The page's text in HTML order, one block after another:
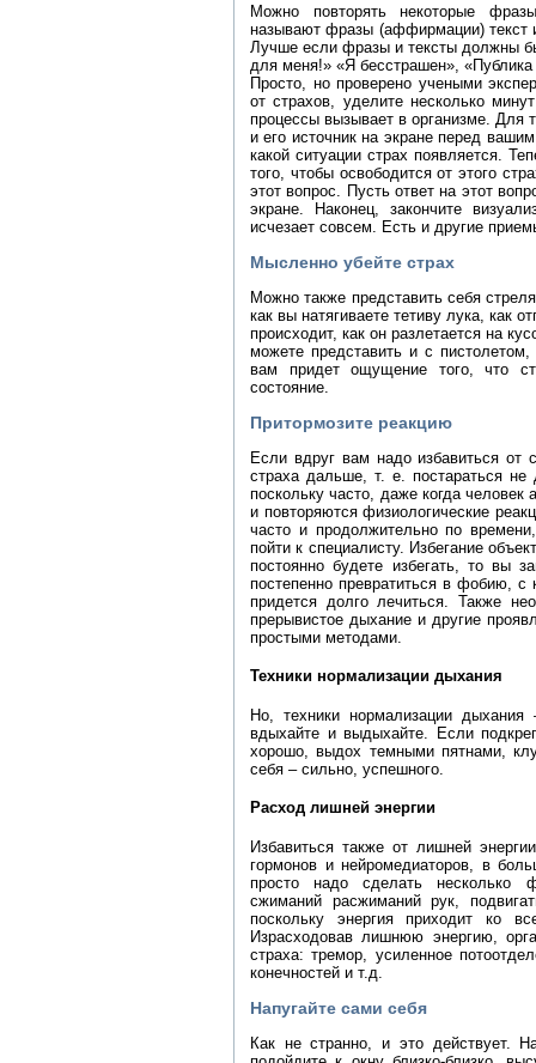
Можно повторять некоторые
называют фразы (аффирмации) текст
Лучше если фразы и тексты должны
для меня!» «Я бесстрашен», «Публика
Просто, но проверено учеными
от страхов, уделите несколько
процессы вызывает в организме. Для
и его источник на экране перед
какой ситуации страх появляется.
того, чтобы освободится от этого
этот вопрос. Пусть ответ на этот
экране. Наконец, закончите
исчезает совсем. Есть и другие
Мысленно убейте страх
Можно также представить себя
как вы натягиваете тетиву лука, как
происходит, как он разлетается на
можете представить и с
вам придет ощущение того, что
состояние.
Притормозите реакцию
Если вдруг вам надо избавиться от
страха дальше, т. е. постараться
поскольку часто, даже когда человек
и повторяются физиологические
часто и продолжительно по
пойти к специалисту. Избегание
постоянно будете избегать, то вы
постепенно превратиться в фобию, с
придется долго лечиться. Также
прерывистое дыхание и другие
простыми методами.
Техники нормализации дыхания
Но, техники нормализации
вдыхайте и выдыхайте. Если
хорошо, выдох темными пятнами,
себя – сильно, успешного.
Расход лишней энергии
Избавиться также от лишней
гормонов и нейромедиаторов, в
просто надо сделать несколько
сжиманий расжиманий рук,
поскольку энергия приходит ко
Израсходовав лишнюю энергию,
страха: тремор, усиленное
конечностей и т.д.
Напугайте сами себя
Как не странно, и это действует.